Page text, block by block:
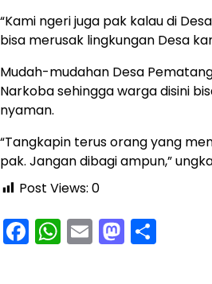
“Kami ngeri juga pak kalau di
bisa merusak lingkungan Desa
Mudah-mudahan Desa
Narkoba sehingga warga disini
nyaman.
“Tangkapin terus orang yang
pak. Jangan dibagi ampun,”
Post Views: 0
Facebook
WhatsApp
Email